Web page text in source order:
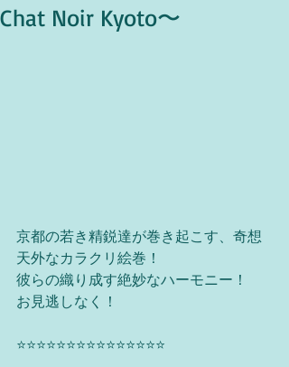
Chat Noir Kyoto〜
京都の若き精鋭達が巻き起こす、奇想
天外なカラクリ絵巻！
彼らの織り成す絶妙なハーモニー！
お見逃しなく！
⭐️⭐️⭐️⭐️⭐️⭐️⭐️⭐️⭐️⭐️⭐️⭐️⭐️⭐️⭐️